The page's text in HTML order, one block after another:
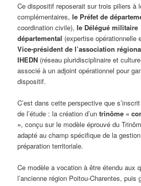
Ce dispositif reposerait sur trois piliers à
complémentaires,le Préfet de
coordination civile),le Délégué militaire
départemental (expertise
Vice-président de l’association
IHEDN (réseau pluridisciplinaire et
associé à un adjoint opérationnel pour
dispositif.
​C’est dans cette perspective que
de l’étude : la création d’untrinôme «
», conçu sur le modèle éprouvé du
adapté au champ spécifique de la
préparation territoriale.
Ce modèle a vocation à être étendu aux
l’ancienne région Poitou-Charentes, puis